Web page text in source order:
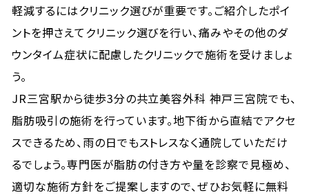
軽減するにはクリニック選びが重要です。ご紹介したポイ
ントを押さえてクリニック選びを行い、痛みやその他のダ
ウンタイム症状に配慮したクリニックで施術を受けましょ
う。
JR三宮駅から徒歩3分の共立美容外科 神戸三宮院でも、
脂肪吸引の施術を行っています。地下街から直結でアクセ
スできるため、雨の日でもストレスなく通院していただけ
るでしょう。専門医が脂肪の付き方や量を診察で見極め、
適切な施術方針をご提案しますので、ぜひお気軽に無料